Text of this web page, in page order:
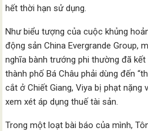
hết thời hạn sử dụng.
Như biểu tượng của cuộc khủng
động sản China Evergrande Group,
nghĩa bành trướng phi thường đã
thành phố Bá Châu phải dùng đến
cắt ở Chiết Giang, Viya bị phạt nặng
xem xét áp dụng thuế tài sản.
Trong một loạt bài báo của mình,